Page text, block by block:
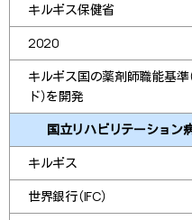
キルギス保健省
2020
キルギス国の薬剤師職能基
ド）を開発
国立リハビリテーション
キルギス
世界銀行（IFC）